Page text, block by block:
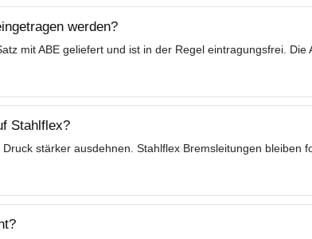
werden?
mit ABE geliefert und ist in der Regel eintragungsfrei.
Stahlflex?
stärker ausdehnen. Stahlflex Bremsleitungen bleiben